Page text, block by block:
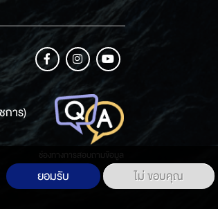
การ)
ช่องทางการสอบถามข้อมูล
ยอมรับ ไม่ ขอบคุณ